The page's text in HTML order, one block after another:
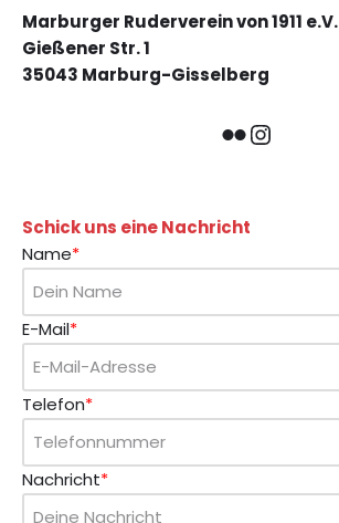
Marburger Ruderverein von 1911 e.V.
Gießener Str. 1
35043 Marburg-Gisselberg
Schick uns eine Nachricht
Name*
E-Mail*
Telefon*
Nachricht*